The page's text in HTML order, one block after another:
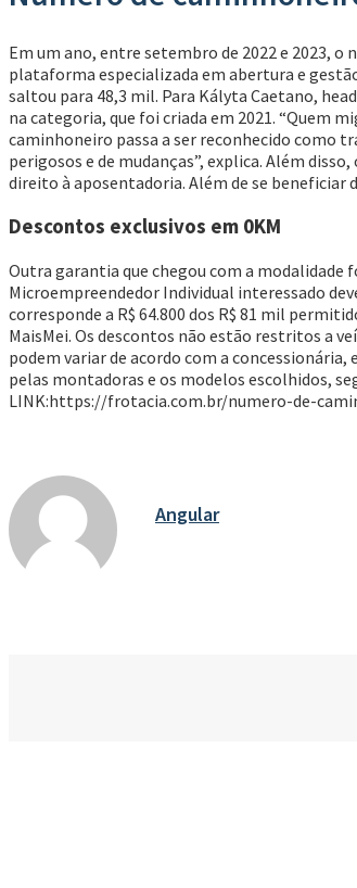
Em um ano, entre setembro de 2022 e 2023,
plataforma especializada em abertura e
saltou para 48,3 mil. Para Kályta Caetano,
na categoria, que foi criada em 2021. “Quem
caminhoneiro passa a ser reconhecido como
perigosos e de mudanças”, explica. Além
direito à aposentadoria. Além de se
Descontos exclusivos em 0KM
Outra garantia que chegou com a modalidade
Microempreendedor Individual interessado
corresponde a R$ 64.800 dos R$ 81 mil
MaisMei. Os descontos não estão restritos a
podem variar de acordo com a
pelas montadoras e os modelos escolhidos,
LINK:https://frotacia.com.br/numero-de-
Angular